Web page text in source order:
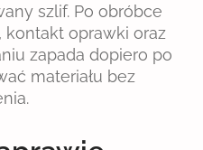
szlif. Po obróbce
oprawki oraz
zapada dopiero po
materiału bez